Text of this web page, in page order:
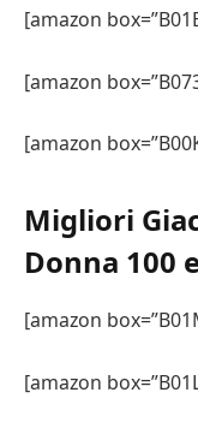
[amazon
[amazon
[amazon
Migliori
Donna 100
[amazon
[amazon